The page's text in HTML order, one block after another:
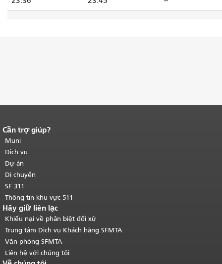
Kết thúc nội dung trang.
của trang này được lặp lại trên mọi
trang.Quay lại đầu trang nội dung
chính.
Cần trợ giúp?
Muni
Dịch vụ
Dự án
Di chuyển
SF 311
Thông tin khu vực 511
Hãy giữ liên lạc
Khiếu nại về phân biệt đối xử
Trung tâm Dịch vụ Khách hàng SFMTA
Văn phòng SFMTA
Liên hệ với chúng tôi